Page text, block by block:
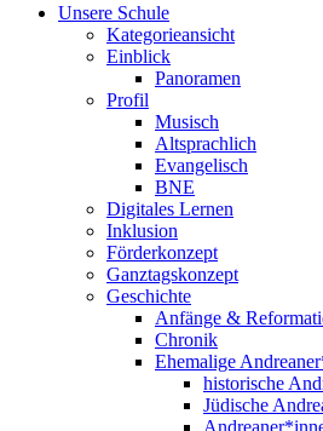
Unsere Schule
Kategorieansicht
Einblick
Panoramen
Profil
Musisch
Altsprachlich
Evangelisch
BNE
Digitales Lernen
Inklusion
Förderkonzept
Ganztagskonzept
Geschichte
Anfänge &
Chronik
Ehemalige
historische
Jüdische